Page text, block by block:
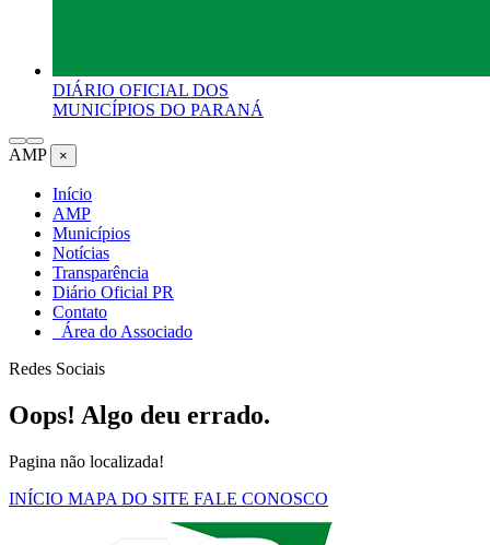
DIÁRIO OFICIAL DOS
MUNICÍPIOS DO PARANÁ
AMP ×
Início
AMP
Municípios
Notícias
Transparência
Diário Oficial PR
Contato
Área do Associado
Redes Sociais
Oops! Algo deu errado.
Pagina não localizada!
INÍCIO MAPA DO SITE FALE CONOSCO